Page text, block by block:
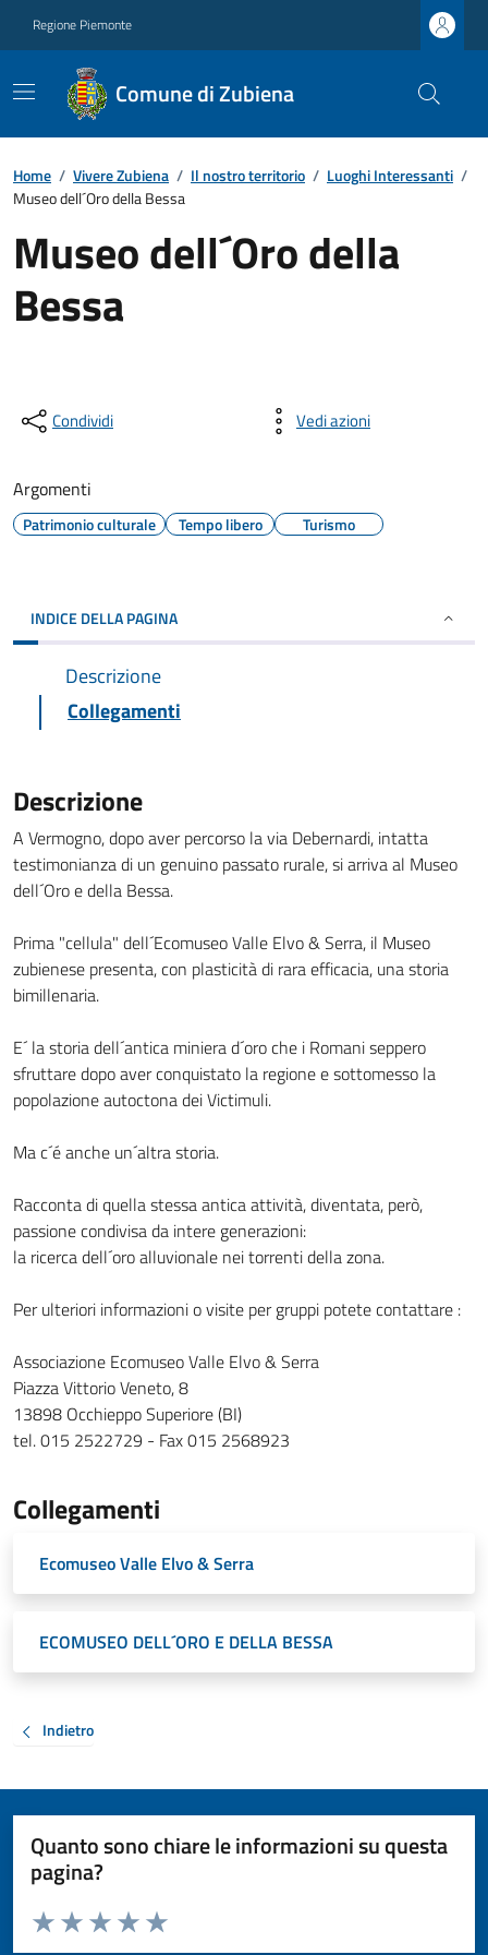
Regione Piemonte
Comune di Zubiena
Home / Vivere Zubiena / Il nostro territorio / Luoghi Interessanti /
Museo dell´Oro della Bessa
Museo dell´Oro della
Bessa
Condividi Vedi azioni
Argomenti
Patrimonio culturale Tempo libero Turismo
INDICE DELLA PAGINA
Descrizione
Collegamenti
Descrizione
A Vermogno, dopo aver percorso la via Debernardi, intatta
testimonianza di un genuino passato rurale, si arriva al Museo
dell´Oro e della Bessa.
Prima "cellula" dell´Ecomuseo Valle Elvo & Serra, il Museo
zubienese presenta, con plasticità di rara efficacia, una storia
bimillenaria.
E´ la storia dell´antica miniera d´oro che i Romani seppero
sfruttare dopo aver conquistato la regione e sottomesso la
popolazione autoctona dei Victimuli.
Ma c´é anche un´altra storia.
Racconta di quella stessa antica attività, diventata, però,
passione condivisa da intere generazioni:
la ricerca dell´oro alluvionale nei torrenti della zona.
Per ulteriori informazioni o visite per gruppi potete contattare :
Associazione Ecomuseo Valle Elvo & Serra
Piazza Vittorio Veneto, 8
13898 Occhieppo Superiore (BI)
tel. 015 2522729 - Fax 015 2568923
Collegamenti
Ecomuseo Valle Elvo & Serra
ECOMUSEO DELL´ORO E DELLA BESSA
Indietro
Quanto sono chiare le informazioni su questa
pagina?
Valuta da 1 a 5 stelle la pagina
Valuta 5 stelle su 5
Valuta 4 stelle su 5
Valuta 3 stelle su 5
Valuta 2 stelle su 5
Valuta 1 stelle su 5